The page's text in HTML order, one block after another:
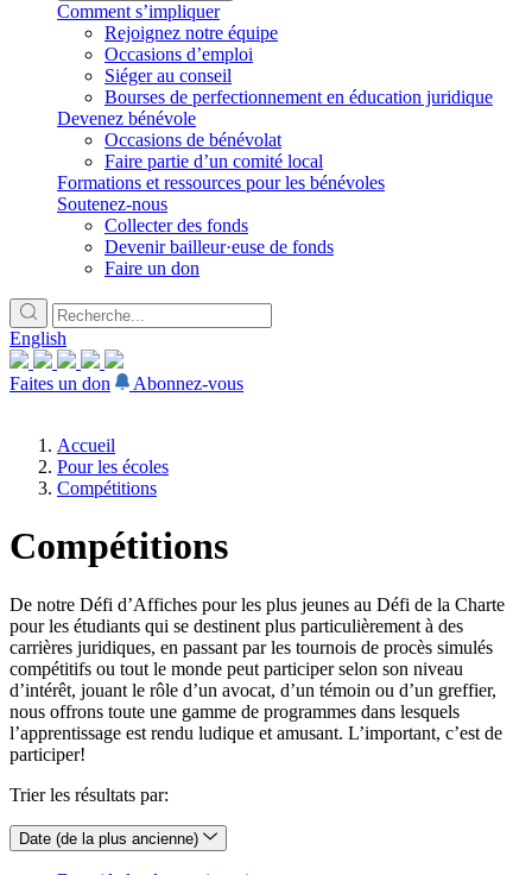
Comment s’impliquer
Rejoignez notre équipe
Occasions d’emploi
Siéger au conseil
Bourses de perfectionnement en éducation juridique
Devenez bénévole
Occasions de bénévolat
Faire partie d’un comité local
Formations et ressources pour les bénévoles
Soutenez-nous
Collecter des fonds
Devenir bailleur·euse de fonds
Faire un don
English
Faites un don Abonnez-vous
Accueil
Pour les écoles
Compétitions
Compétitions
De notre Défi d’Affiches pour les plus jeunes au Défi de la Charte
pour les étudiants qui se destinent plus particulièrement à des
carrières juridiques, en passant par les tournois de procès simulés
compétitifs ou tout le monde peut participer selon son niveau
d’intérêt, jouant le rôle d’un avocat, d’un témoin ou d’un greffier,
nous offrons toute une gamme de programmes dans lesquels
l’apprentissage est rendu ludique et amusant. L’important, c’est de
participer!
Trier les résultats par:
Date (de la plus ancienne)